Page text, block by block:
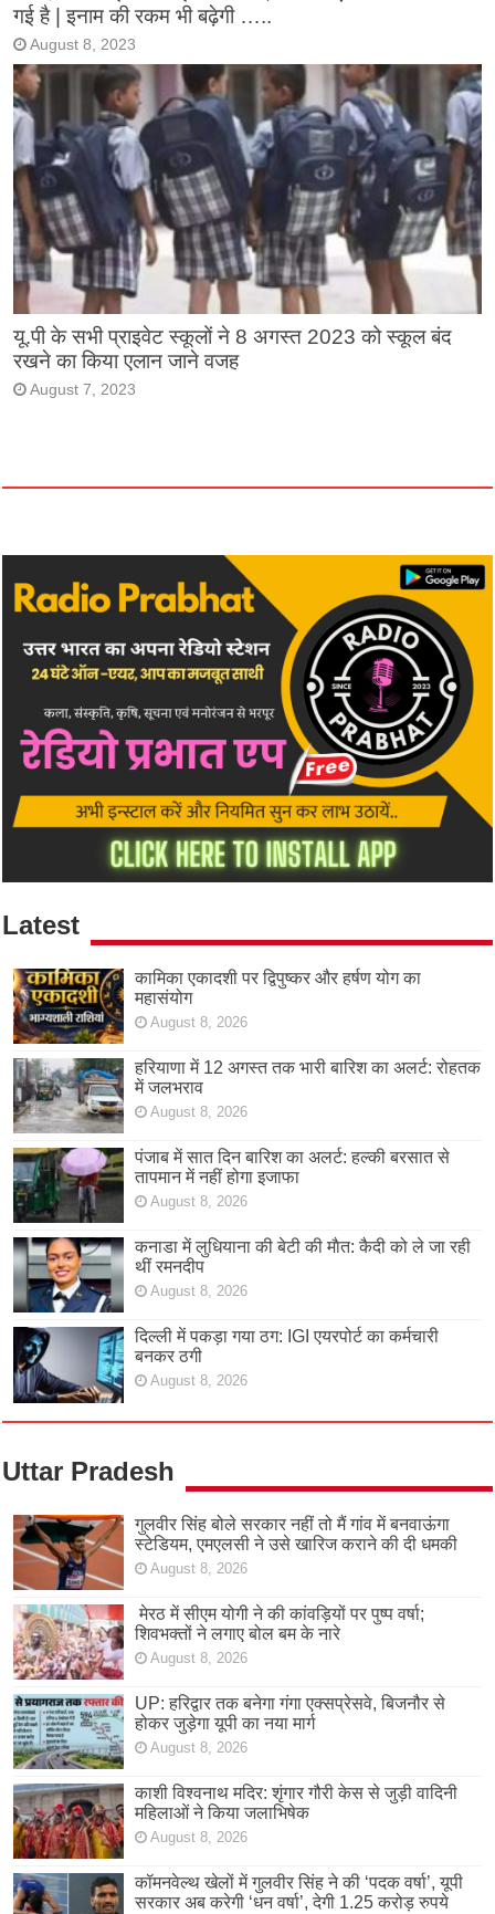
गई है | इनाम की रकम भी बढ़ेगी …..
August 8, 2023
यू.पी के सभी प्राइवेट स्कूलों ने 8 अगस्त 2023 को स्कूल बंद
रखने का किया एलान जाने वजह
August 7, 2023
Latest
कामिका एकादशी पर द्विपुष्कर और हर्षण योग का
महासंयोग
August 8, 2026
हरियाणा में 12 अगस्त तक भारी बारिश का अलर्ट: रोहतक
में जलभराव
August 8, 2026
पंजाब में सात दिन बारिश का अलर्ट: हल्की बरसात से
तापमान में नहीं होगा इजाफा
August 8, 2026
कनाडा में लुधियाना की बेटी की माैत: कैदी को ले जा रही
थीं रमनदीप
August 8, 2026
दिल्ली में पकड़ा गया ठग: IGI एयरपोर्ट का कर्मचारी
बनकर ठगी
August 8, 2026
Uttar Pradesh
गुलवीर सिंह बोले सरकार नहीं तो मैं गांव में बनवाऊंगा
स्टेडियम, एमएलसी ने उसे खारिज कराने की दी धमकी
August 8, 2026
मेरठ में सीएम योगी ने की कांवड़ियों पर पुष्प वर्षा;
शिवभक्तों ने लगाए बोल बम के नारे
August 8, 2026
UP: हरिद्वार तक बनेगा गंगा एक्सप्रेसवे, बिजनौर से
होकर जुड़ेगा यूपी का नया मार्ग
August 8, 2026
काशी विश्वनाथ मदिर: शृंगार गौरी केस से जुड़ी वादिनी
महिलाओं ने किया जलाभिषेक
August 8, 2026
कॉमनवेल्थ खेलों में गुलवीर सिंह ने की ‘पदक वर्षा’, यूपी
सरकार अब करेगी ‘धन वर्षा’, देगी 1.25 करोड़ रुपये